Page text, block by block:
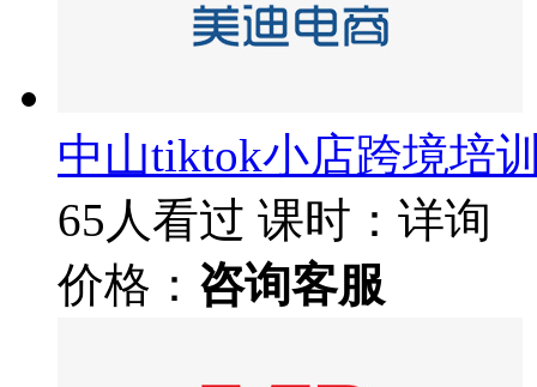
中山tiktok小店跨境培
65人看过 课时：详询
价格： 咨询客服